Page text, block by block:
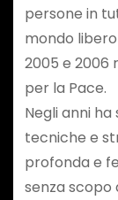
persone in
mondo
2005 e 2006
per la Pace.
Negli anni
tecniche e
profonda e
senza scopo